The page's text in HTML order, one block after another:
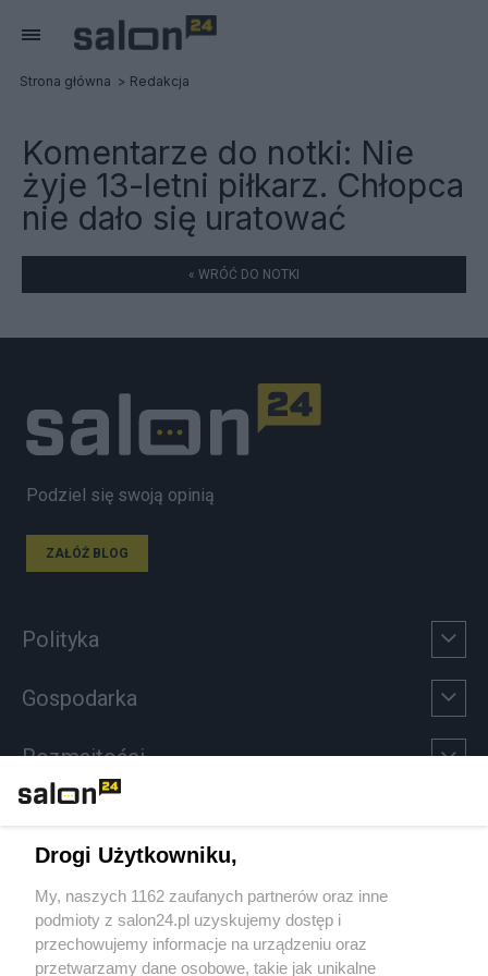
Strona główna Redakcja
Komentarze do notki: Nie
żyje 13-letni piłkarz. Chłopca
nie dało się uratować
« WRÓĆ DO NOTKI
Podziel się swoją opinią
ZAŁÓŻ BLOG
Polityka
Gospodarka
Rozmaitości
Sport
Społeczeństwo
Drogi Użytkowniku,
My, naszych 1162 zaufanych partnerów oraz inne
podmioty z salon24.pl uzyskujemy dostęp i
przechowujemy informacje na urządzeniu oraz
przetwarzamy dane osobowe, takie jak unikalne